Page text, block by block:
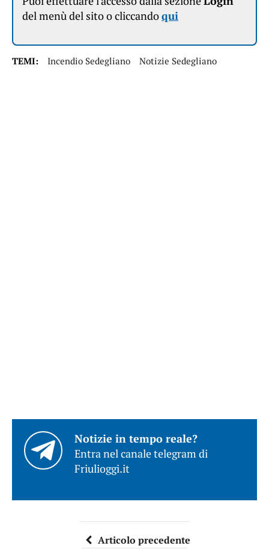
del menù del sito o cliccandoqui
TEMI: Incendio Sedegliano Notizie Sedegliano
Notizie in tempo reale?
Entra nel canale telegram di
Friulioggi.it
Articolo precedente